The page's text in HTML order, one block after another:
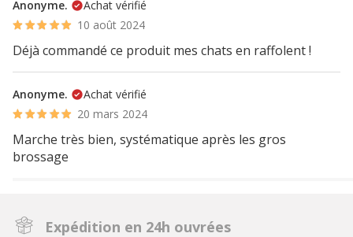
Anonyme.
Achat vérifié
10 août 2024
Déjà commandé ce produit mes chats en raffolent !
Anonyme.
Achat vérifié
20 mars 2024
Marche très bien, systématique après les gros
brossage
Expédition en 24h ouvrées